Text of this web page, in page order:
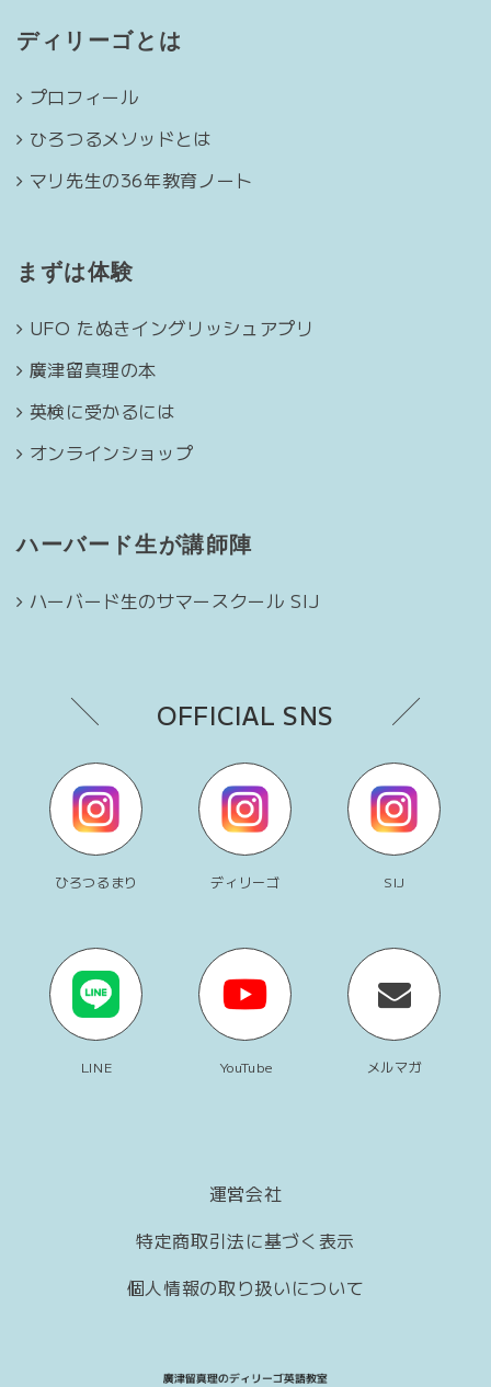
ディリーゴとは
プロフィール
ひろつるメソッドとは
マリ先生の36年教育ノート
まずは体験
UFO たぬきイングリッシュアプリ
廣津留真理の本
英検に受かるには
オンラインショップ
ハーバード生が講師陣
ハーバード生のサマースクール SIJ
OFFICIAL SNS
ひろつるまり ディリーゴ SIJ
LINE YouTube メルマガ
運営会社
特定商取引法に基づく表示
個人情報の取り扱いについて